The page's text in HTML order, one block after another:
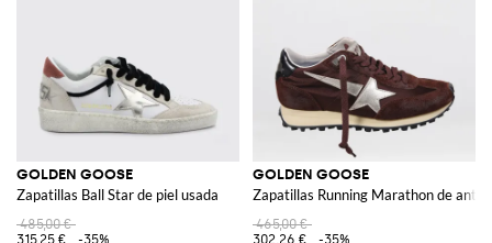
GOLDEN GOOSE
Zapatillas Ball Star de piel usada
485,00 €
315,25 €
-35%
GOLDEN GOOSE
Zapatillas Running Marathon de ante
465,00 €
302,26 €
-35%